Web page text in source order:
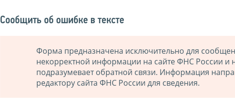
Сообщить об ошибке в тексте
Форма предназначена исключительно для
некорректной информации на сайте ФНС России и
подразумевает обратной связи. Информация
редактору сайта ФНС России для сведения.